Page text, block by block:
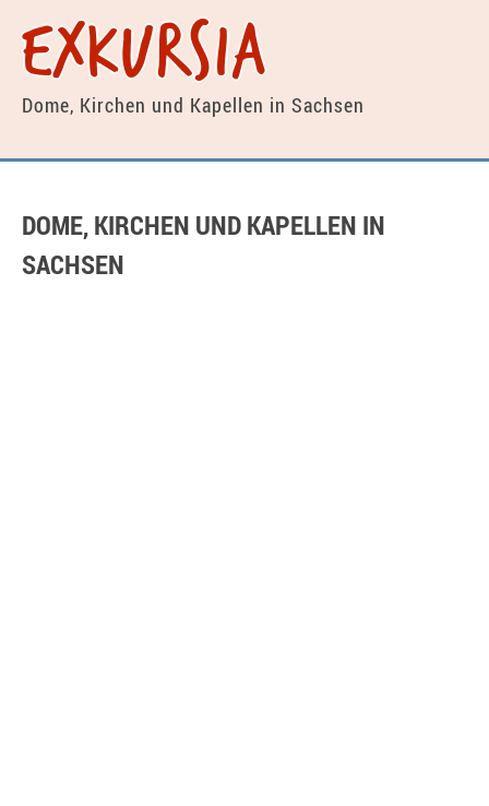
exkursia
Dome, Kirchen und Kapellen in Sachsen
DOME, KIRCHEN UND KAPELLEN IN
SACHSEN